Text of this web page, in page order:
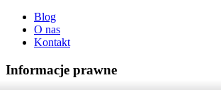
Blog
O nas
Kontakt
Informacje prawne